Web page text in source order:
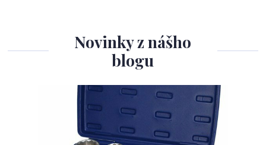
Novinky z nášho
blogu